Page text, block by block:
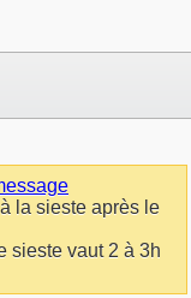
la sieste après le
sieste vaut 2 à 3h